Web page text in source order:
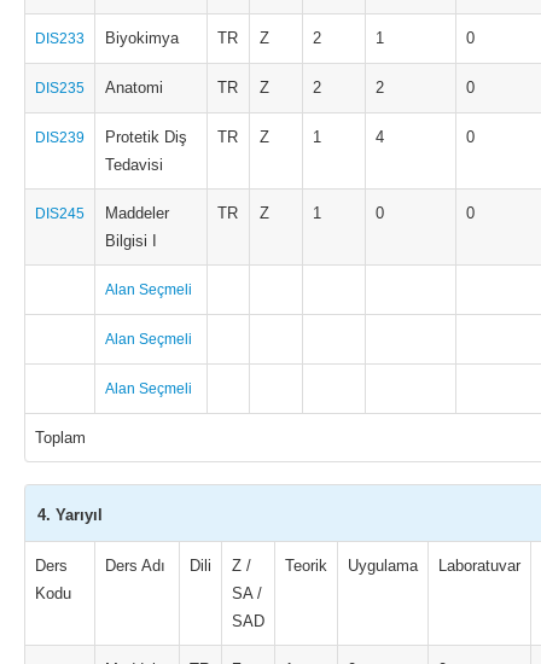
DIS233 Biyokimya TR Z 2 1 0
DIS235 Anatomi TR Z 2 2 0
DIS239
Protetik Diş
Tedavisi
TR Z 1 4 0
DIS245
Maddeler
Bilgisi I
TR Z 1 0 0
Alan Seçmeli
Alan Seçmeli
Alan Seçmeli
Toplam
4. Yarıyıl
Ders
Kodu
Ders Adı Dili
Z /
SA /
SAD
Teorik Uygulama Laboratuvar